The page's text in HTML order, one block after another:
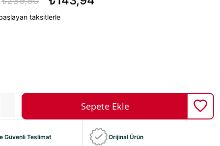
taksitlerle
Güvenli Teslimat Orijinal Ürün